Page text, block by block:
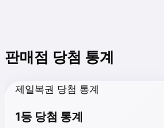
판매점 당첨 통계
제일복권 당첨 통계
1등 당첨 통계